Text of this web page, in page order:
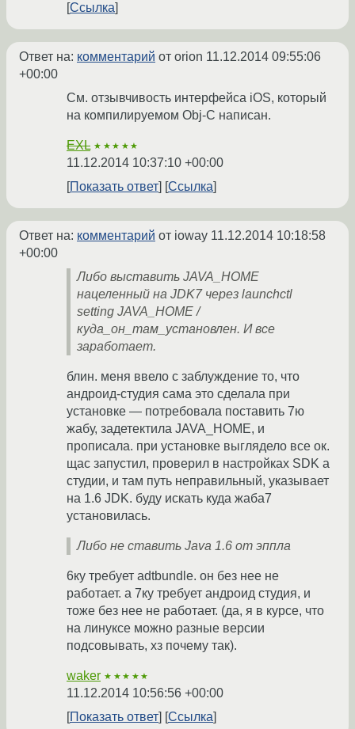
Ссылка
Ответ на: комментарий от orion 11.12.2014 09:55:06
+00:00
См. отзывчивость интерфейса iOS, который
на компилируемом Obj-C написан.
EXL ★★★★★
11.12.2014 10:37:10 +00:00
Показать ответ
Ссылка
Ответ на: комментарий от ioway 11.12.2014 10:18:58
+00:00
Либо выставить JAVA_HOME
нацеленный на JDK7 через launchctl
setting JAVA_HOME /
куда_он_там_установлен. И все
заработает.
блин. меня ввело с заблуждение то, что
андроид-студия сама это сделала при
установке — потребовала поставить 7ю
жабу, задетектила JAVA_HOME, и
прописала. при установке выглядело все ок.
щас запустил, проверил в настройках SDK а
студии, и там путь неправильный, указывает
на 1.6 JDK. буду искать куда жаба7
установилась.
Либо не ставить Java 1.6 от эппла
6ку требует adtbundle. он без нее не
работает. а 7ку требует андроид студия, и
тоже без нее не работает. (да, я в курсе, что
на линуксе можно разные версии
подсовывать, хз почему так).
waker ★★★★★
11.12.2014 10:56:56 +00:00
Показать ответ
Ссылка